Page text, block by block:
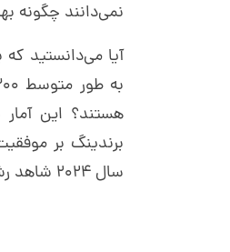
نمی‌دانند چگونه
آیا می‌دانستید که
هستند؟ این آمار
برندینگ بر
سال 2024 شاهد رشد چشمگیری بوده و قیمت‌های رقابتی‌تری ارائه می‌شود.